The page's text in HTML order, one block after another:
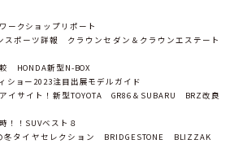
ークショップリポート
ポーツ詳報 クラウンセダン＆クラウンエステート
HONDA新型N-BOX
ョー2023注目出展モデルガイド
イサイト！新型TOYOTA GR86＆SUBARU BRZ改良
！SUVベスト８
冬タイヤセレクション BRIDGESTONE BLIZZAK